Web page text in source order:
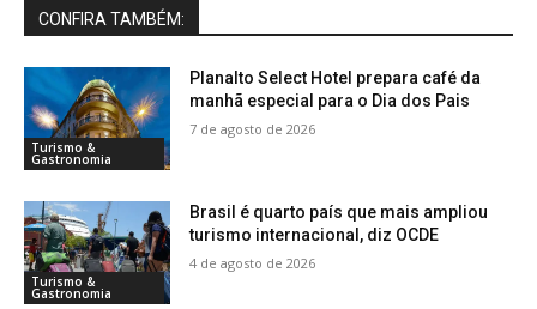
CONFIRA TAMBÉM:
Turismo &
Gastronomia
Planalto Select Hotel prepara café da
manhã especial para o Dia dos Pais
7 de agosto de 2026
Turismo &
Gastronomia
Brasil é quarto país que mais ampliou
turismo internacional, diz OCDE
4 de agosto de 2026